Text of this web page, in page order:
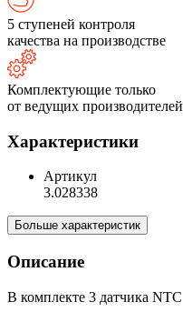
5 ступеней контроля
качества на производстве
Комплектующие только
от ведущих производителей
Характеристики
Артикул
3.028338
Больше характеристик
Описание
В комплекте 3 датчика NTC